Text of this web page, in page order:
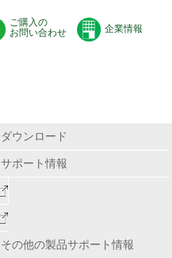
ご購入の
お問い合わせ
企業情報
ダウンロード
サポート情報
その他の製品サポート情報